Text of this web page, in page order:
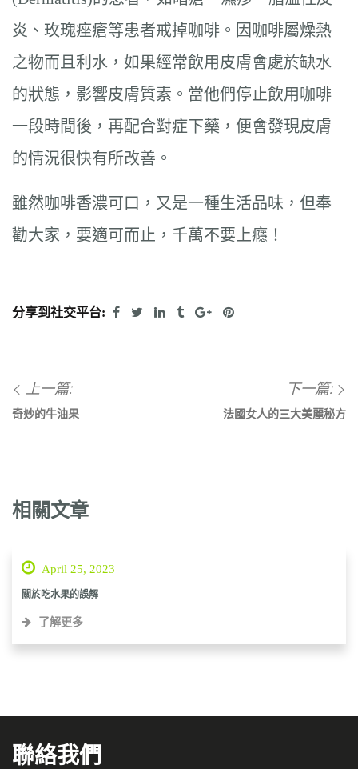
炎、玫瑰痤瘡等患者戒掉咖啡。因咖啡屬燥熱
之物而且利水，如果經常飲用皮膚會處於缺水
的狀態，影響皮膚質素。當他們停止飲用咖啡
一段時間後，再配合對症下藥，便會發現皮膚
的情況很快有所改善。
雖然咖啡香濃可口，又是一種生活品味，但奉
勸大家，要適可而止，千萬不要上癮！
分享到社交平台:
上一篇:
奇妙的牛油果
下一篇:
法國女人的三大美麗秘方
相關文章
April 25, 2023
關於吃水果的誤解
了解更多
聯絡我們